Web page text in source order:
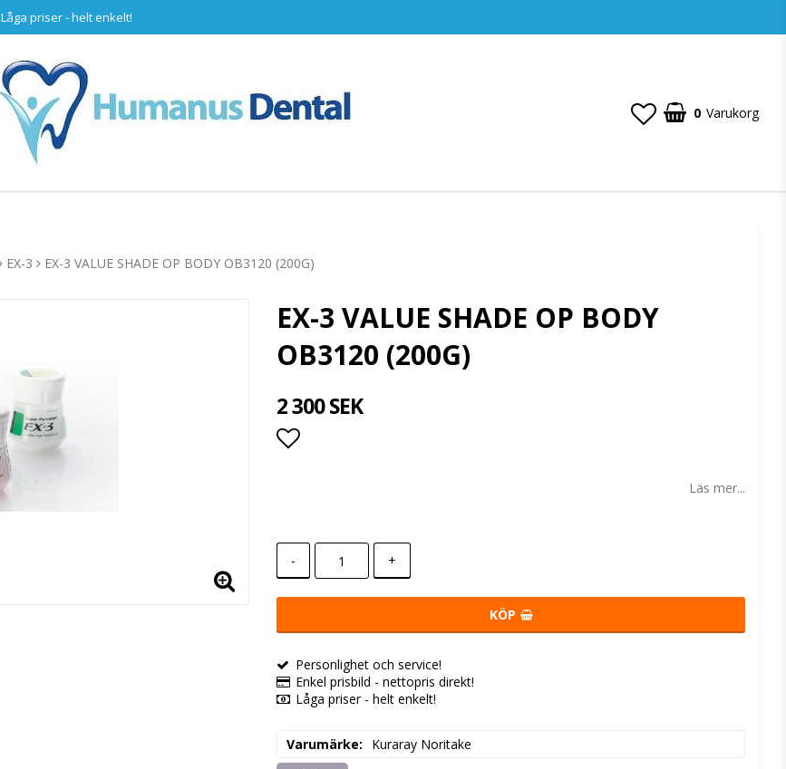
Låga priser - helt enkelt!
0 Varukorg
EX-3 EX-3 VALUE SHADE OP BODY OB3120 (200G)
EX-3 VALUE SHADE OP BODY
OB3120 (200G)
2 300 SEK
Läs mer...
- +
KÖP
Personlighet och service!
Enkel prisbild - nettopris direkt!
Låga priser - helt enkelt!
Varumärke Kuraray Noritake